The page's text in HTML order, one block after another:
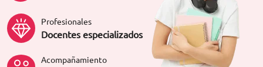
Profesionales
Docentes especializados
Acompañamiento